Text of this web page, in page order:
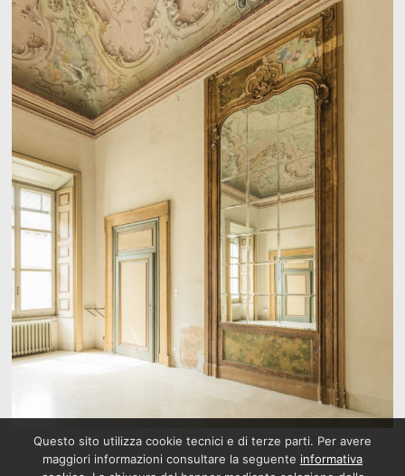
Questo sito utilizza cookie tecnici e di terze parti. Per avere
maggiori informazioni consultare la seguente informativa